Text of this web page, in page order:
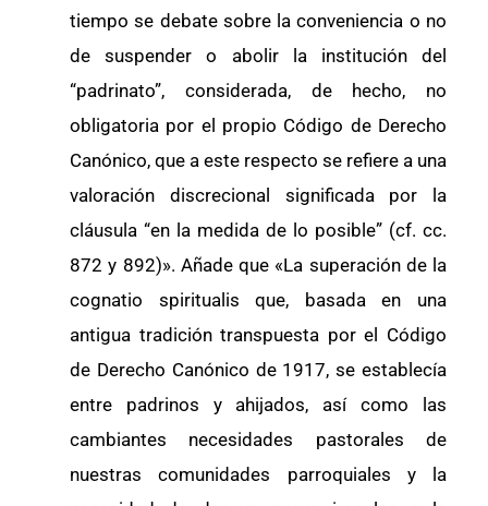
tiempo se debate sobre la conveniencia o no
de suspender o abolir la institución del
“padrinato”, considerada, de hecho, no
obligatoria por el propio Código de Derecho
Canónico, que a este respecto se refiere a una
valoración discrecional significada por la
cláusula “en la medida de lo posible” (cf. cc.
872 y 892)». Añade que «La superación de la
cognatio spiritualis que, basada en una
antigua tradición transpuesta por el Código
de Derecho Canónico de 1917, se establecía
entre padrinos y ahijados, así como las
cambiantes necesidades pastorales de
nuestras comunidades parroquiales y la